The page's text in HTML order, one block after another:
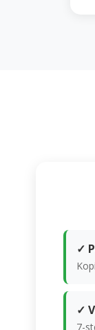
✓
✓
7-